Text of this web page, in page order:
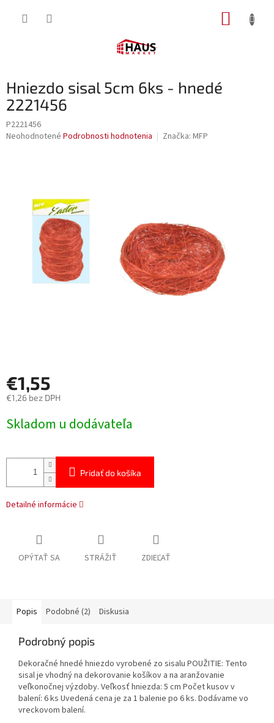
Hniezdo sisal 5cm 6ks - hnedé
2221456
P2221456
Priemerné
hviezdičiek.
Neohodnotené Podrobnosti hodnotenia Značka: MFP
€1,55
€1,26 bez DPH
cena:
Skladom u dodávateľa
Pridať do košíka
Detailné informácie
OPÝTAŤ SA STRÁŽIŤ ZDIEĽAŤ
Popis Podobné (2) Diskusia
Podrobný popis
Dekoračné hnedé hniezdo vyrobené zo sisalu POUŽITIE: Tento
sisal je vhodný na dekorovanie košíkov a na aranžovanie
veľkonočnej výzdoby. Veľkosť hniezda: 5 cm Počet kusov v
balení: 6 ks Uvedená cena je za 1 balenie po 6 ks. Dodávame vo
vreckovom balení.